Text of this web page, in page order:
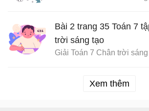
Bài 2 trang 35 Toán 7
trời sáng tạo
Giải Toán 7 Chân trời
Xem thêm